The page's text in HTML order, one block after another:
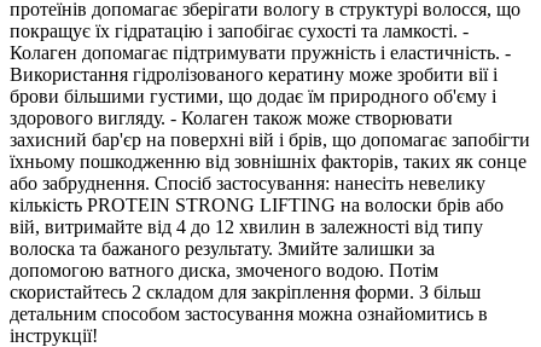
протеїнів допомагає зберігати вологу в структурі волосся, що
покращує їх гідратацію і запобігає сухості та ламкості. -
Колаген допомагає підтримувати пружність і еластичність. -
Використання гідролізованого кератину може зробити вії і
брови більшими густими, що додає їм природного об'єму і
здорового вигляду. - Колаген також може створювати
захисний бар'єр на поверхні вій і брів, що допомагає запобігти
їхньому пошкодженню від зовнішніх факторів, таких як сонце
або забруднення. Спосіб застосування: нанесіть невелику
кількість PROTEIN STRONG LIFTING на волоски брів або
вій, витримайте від 4 до 12 хвилин в залежності від типу
волоска та бажаного результату. Змийте залишки за
допомогою ватного диска, змоченого водою. Потім
скористайтесь 2 складом для закріплення форми. З більш
детальним способом застосування можна ознайомитись в
інструкції!